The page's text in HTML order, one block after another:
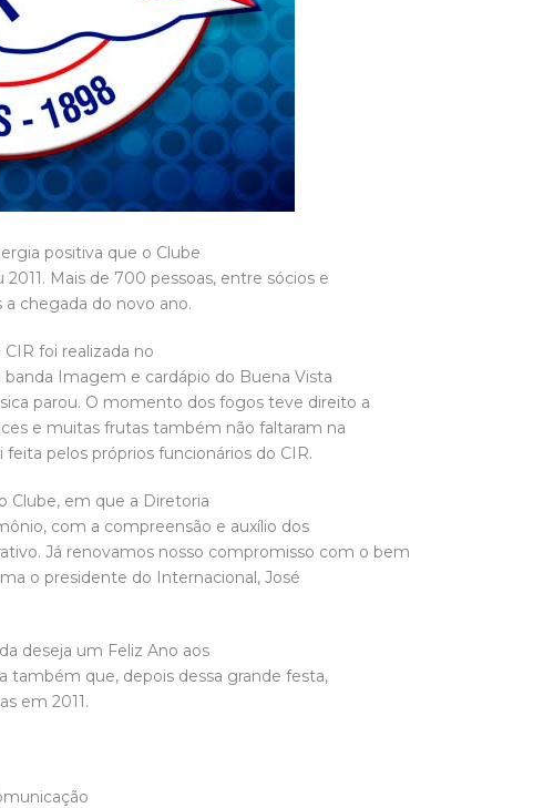
positiva que o Clube
Mais de 700 pessoas, entre sócios e
chegada do novo ano.
foi realizada no
banda Imagem e cardápio do Buena Vista
parou. O momento dos fogos teve direito a
e muitas frutas também não faltaram na
pelos próprios funcionários do CIR.
Clube, em que a Diretoria
com a compreensão e auxílio dos
Já renovamos nosso compromisso com o bem
o presidente do Internacional, José
deseja um Feliz Ano aos
também que, depois dessa grande festa,
em 2011.